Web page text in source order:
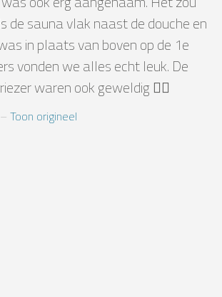
de sauna vlak naast de douche en
in plaats van boven op de 1e
vonden we alles echt leuk. De
waren ook geweldig 👍🏽
– Toon origineel